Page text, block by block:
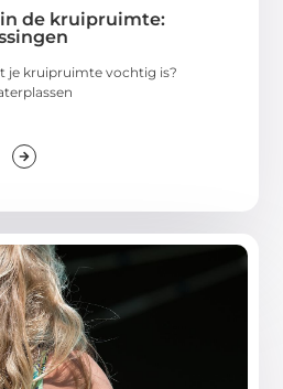
de kruipruimte:
je kruipruimte vochtig is?